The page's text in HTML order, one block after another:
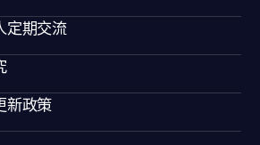
定期交流
新政策